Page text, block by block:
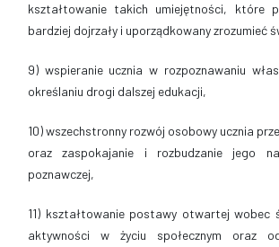
kształtowanie takich umiejętności, które
bardziej dojrzały i uporządkowany zrozumieć
9) wspieranie ucznia w rozpoznawaniu
określaniu drogi dalszej edukacji,
10) wszechstronny rozwój osobowy ucznia
oraz zaspokajanie i rozbudzanie jego
poznawczej,
11) kształtowanie postawy otwartej wobec
aktywności w życiu społecznym oraz